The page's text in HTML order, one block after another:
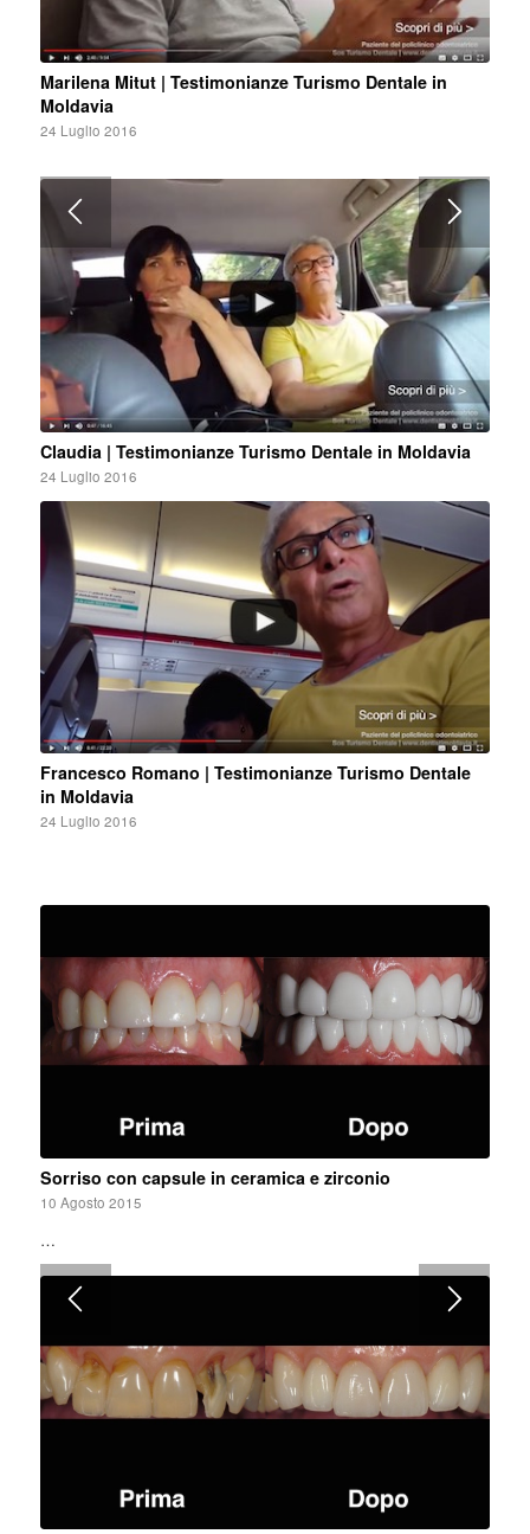
Marilena Mitut | Testimonianze Turismo Dentale in
Moldavia
24 Luglio 2016
Claudia | Testimonianze Turismo Dentale in Moldavia
24 Luglio 2016
Francesco Romano | Testimonianze Turismo Dentale
in Moldavia
24 Luglio 2016
Sorriso con capsule in ceramica e zirconio
10 Agosto 2015
…